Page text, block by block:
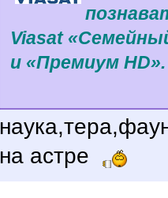
Viasat
и «Премиум HD».
на астре